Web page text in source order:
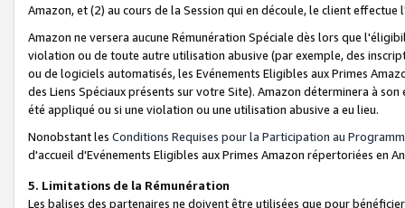
Amazon, et (2) au cours de la Session qui en découle, le client
Amazon ne versera aucune Rémunération Spéciale dès lors que
violation ou de toute autre utilisation abusive (par exemple, des
ou de logiciels automatisés, les Evénements Eligibles aux Primes
des Liens Spéciaux présents sur votre Site). Amazon déterminera à
été appliqué ou si une violation ou une utilisation abusive a eu lieu.
Nonobstant les Conditions Requises pour la Participation au
d'accueil d'Evénements Eligibles aux Primes Amazon répertoriées en
5. Limitations de la Rémunération
Les balises des partenaires ne doivent être utilisées que pour